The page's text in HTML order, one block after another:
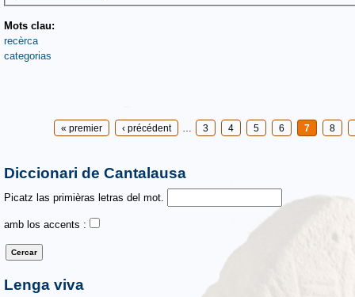
Mots clau:
recèrca
categorias
« premier ‹ précédent 3 4 5 6 7 8
Diccionari de Cantalausa
Picatz las primièras letras del mot.
amb los accents :
Lenga viva